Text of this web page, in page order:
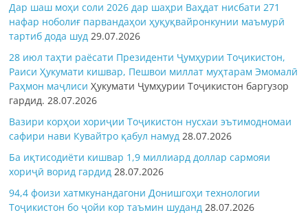
Дар шаш моҳи соли 2026 дар шаҳри Ваҳдат нисбати 271
нафар ноболиғ парвандаҳои ҳуқуқвайронкунии маъмурӣ
тартиб дода шуд 29.07.2026
28 июл таҳти раёсати Президенти Ҷумҳурии Тоҷикистон,
Раиси Ҳукумати кишвар, Пешвои миллат муҳтарам Эмомалӣ
Раҳмон маҷлисиҲукумати Ҷумҳурии Тоҷикистон баргузор
гардид.28.07.2026
Вазири корҳои хориҷии Тоҷикистон нусхаи эътимодномаи
сафири нави Кувайтро қабул намуд 28.07.2026
Ба иқтисодиёти кишвар 1,9 миллиард доллар сармояи
хориҷӣ ворид гардид 28.07.2026
94,4 фоизи хатмкунандагони Донишгоҳи технологии
Тоҷикистон бо ҷойи кор таъмин шуданд 28.07.2026